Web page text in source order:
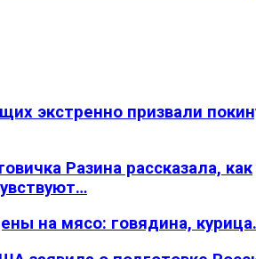
экстренно призвали
Разина рассказала, как
на мясо: говядина,